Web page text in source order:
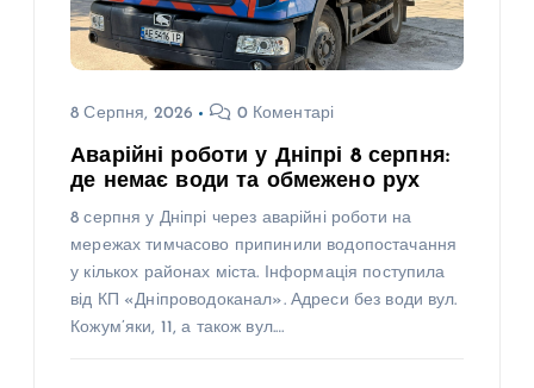
8 Серпня, 2026 0 Коментарі
Аварійні роботи у Дніпрі 8 серпня:
де немає води та обмежено рух
8 серпня у Дніпрі через аварійні роботи на
мережах тимчасово припинили водопостачання
у кількох районах міста. Інформація поступила
від КП «Дніпроводоканал». Адреси без води вул.
Кожум’яки, 11, а також вул.…